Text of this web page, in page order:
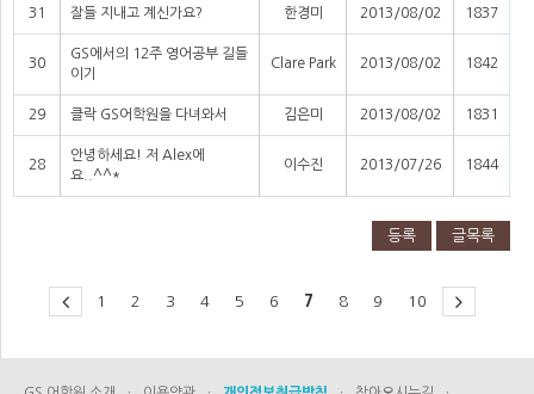
31 잘들 지내고 계신가요? 한경미 2013/08/02 1837
30
GS에서의 12주 영어공부 길들
이기
Clare Park 2013/08/02 1842
29 클락 GS어학원을 다녀와서 김은미 2013/08/02 1831
28
안녕하세요! 저 Alex에
요..^^*
이수진 2013/07/26 1844
등록 글목록
1 2 3 4 5 6 7 8 9 10